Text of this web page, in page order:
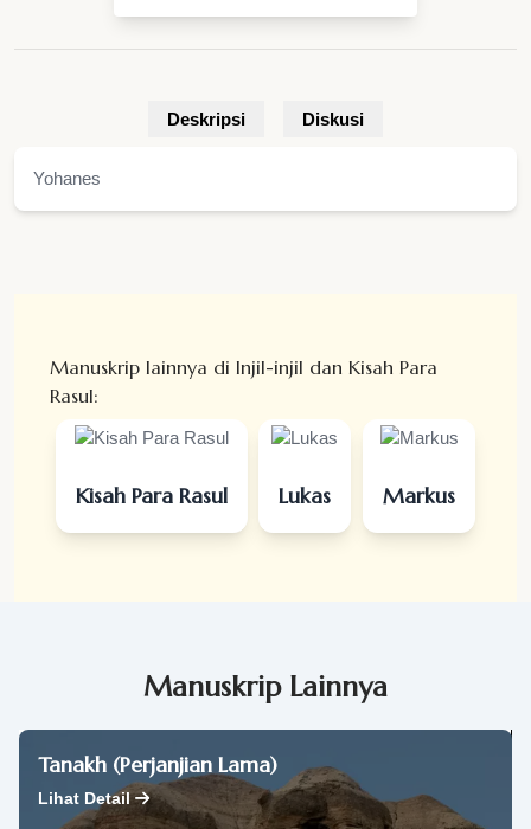
Deskripsi Diskusi
Yohanes
Manuskrip lainnya di Injil-injil dan Kisah Para
Rasul:
Kisah Para Rasul Lukas Markus
Manuskrip Lainnya
Tanakh (Perjanjian Lama)
Lihat Detail